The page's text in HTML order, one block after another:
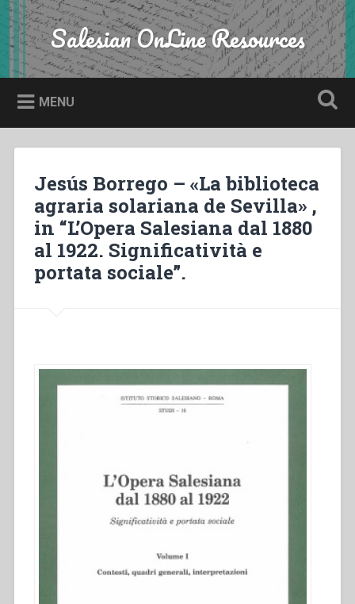
Skip
to
content
Search Salesian OnLine Resources
MENU
Jesús Borrego – «La biblioteca
agraria solariana de Sevilla» ,
in “L’Opera Salesiana dal 1880
al 1922. Significatività e
portata sociale”.